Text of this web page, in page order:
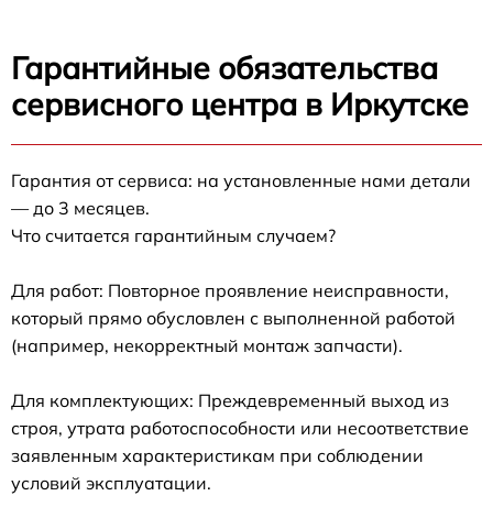
Гарантийные обязательства
сервисного центра в Иркутске
Гарантия от сервиса: на установленные нами детали
— до 3 месяцев.
Что считается гарантийным случаем?
Для работ: Повторное проявление неисправности,
который прямо обусловлен с выполненной работой
(например, некорректный монтаж запчасти).
Для комплектующих: Преждевременный выход из
строя, утрата работоспособности или несоответствие
заявленным характеристикам при соблюдении
условий эксплуатации.